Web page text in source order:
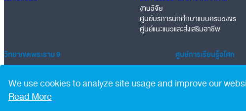
งานวิจัย
ศูนย์บริการนักศึกษาแบบครบวงจร
ศูนย์แนะแนวและส่งเสริมอาชีพ
วิทยาเขตพระราม 9 ศูนย์การเรียนรู้อโศก